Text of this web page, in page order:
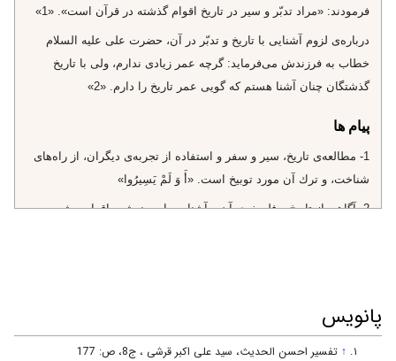
فرمودند: «مراد تدبّر و سير در تاريخ اقوام گذشته در قرآن است». «1»
درباره‌ى لزوم آشنايى با تاريخ و تدبّر در آن، حضرت على عليه السلام
خطاب به فرزندش مى‌فرمايد: گرچه عمر زيادى ندارم، ولى با تاريخ
گذشتگان چنان آشنا هستم كه گويى عمر تاريخ را دارم. «2»
پیام ها
1- مطالعه‌ى تاريخ، سير و سفر و استفاده از تجربه‌ى ديگران، از راه‌هاى
شناخت، و ترك آن مورد توبيخ است. «أَ وَ لَمْ يَسِيرُوا»
2- آگاهى از تاريخ و فلسفه‌ى آن و آشنايى با سرنوشت اقوام پيشين،
«1». تفسير نورالثقلين.
پانویس
↑ تفسير احسن الحديث، سید علی اکبر قرشی ، ج‏8، ص: 177